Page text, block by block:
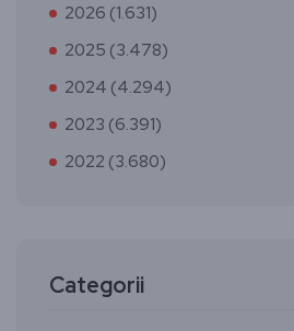
2026 (1.631)
2025 (3.478)
2024 (4.294)
2023 (6.391)
2022 (3.680)
Categorii